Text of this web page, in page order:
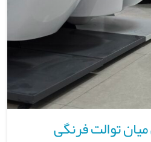
توالت فرنگی